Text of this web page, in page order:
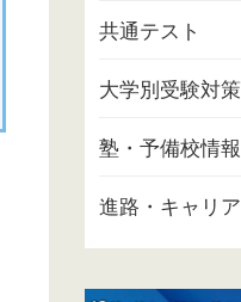
共通テスト
大学別受験対策
塾・予備校情報
進路・キャリア